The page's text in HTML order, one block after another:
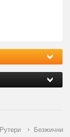
Рутери
Безжични